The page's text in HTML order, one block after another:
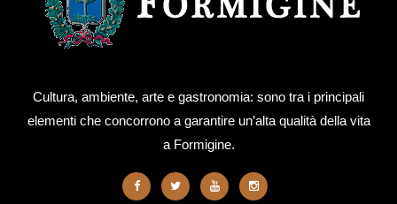
Cultura, ambiente, arte e gastronomia: sono tra i principali
elementi che concorrono a garantire un’alta qualità della vita
a Formigine.